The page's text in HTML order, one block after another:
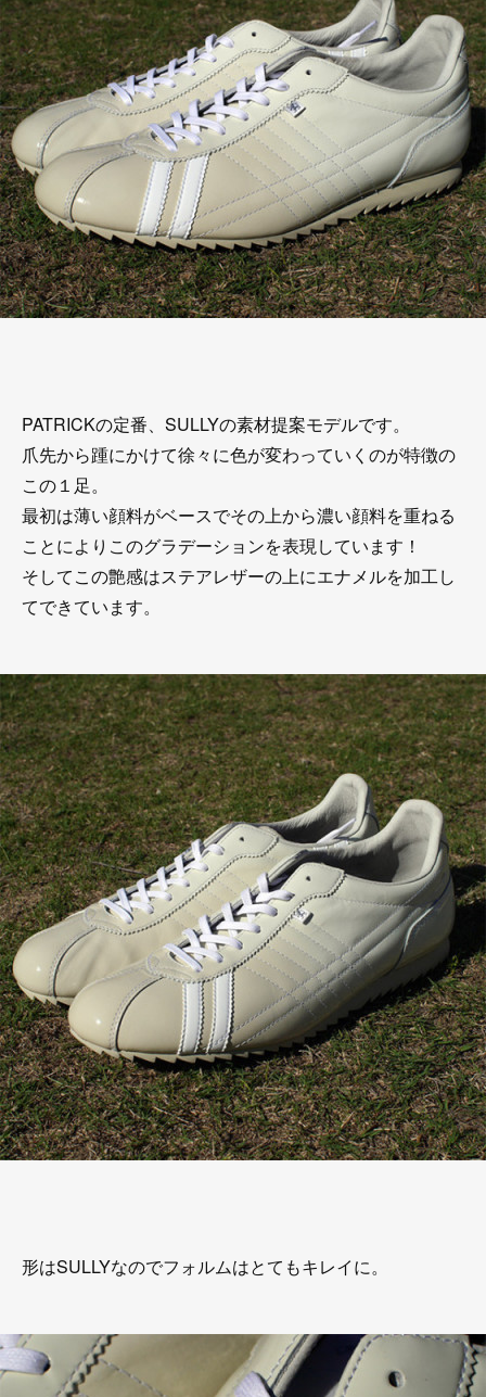
PATRICKの定番、SULLYの素材提案モデルです。
爪先から踵にかけて徐々に色が変わっていくのが特徴の
この１足。
最初は薄い顔料がベースでその上から濃い顔料を重ねる
ことによりこのグラデーションを表現しています！
そしてこの艶感はステアレザーの上にエナメルを加工し
てできています。
形はSULLYなのでフォルムはとてもキレイに。